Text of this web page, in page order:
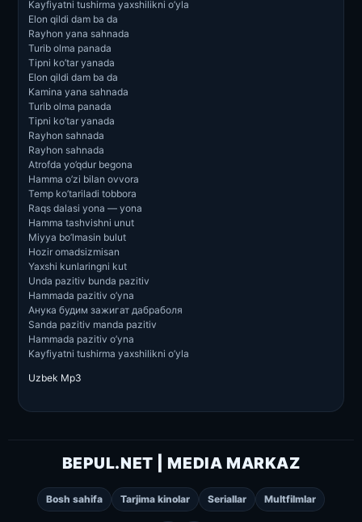
Kayfiyatni tushirma yaxshilikni o’yla
Elon qildi dam ba da
Rayhon yana sahnada
Turib olma panada
Tipni ko’tar yanada
Elon qildi dam ba da
Kamina yana sahnada
Turib olma panada
Tipni ko’tar yanada
Rayhon sahnada
Rayhon sahnada
Atrofda yo’qdur begona
Hamma o’zi bilan ovvora
Temp ko’tariladi tobbora
Raqs dalasi yona — yona
Hamma tashvishni unut
Miyya bo’lmasin bulut
Hozir omadsizmisan
Yaxshi kunlaringni kut
Unda pazitiv bunda pazitiv
Hammada pazitiv o’yna
Анука будим зажигат дабраболя
Sanda pazitiv manda pazitiv
Hammada pazitiv o’yna
Kayfiyatni tushirma yaxshilikni o’yla
Uzbek Mp3
BEPUL.NET | MEDIA MARKAZ
Bosh sahifa Tarjima kinolar Seriallar Multfilmlar